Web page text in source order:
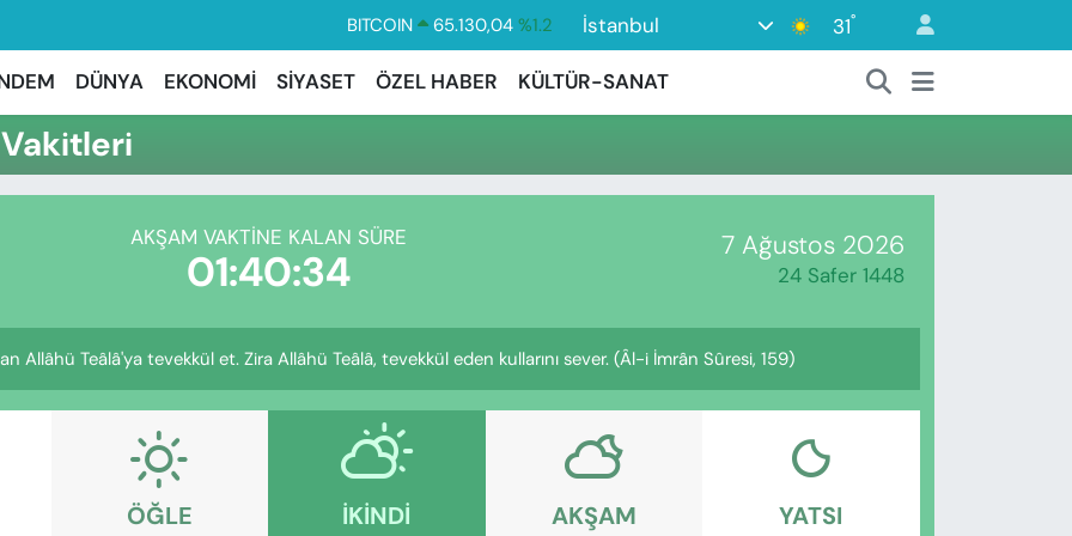
BITCOIN 65.130,04 %1.2
DOLAR
47,7069
%0.17
EURO
55,0265 %0.01
GRAM ALTIN
6618.49 %2.12
BİST100
İstanbul 31°
DÜNYA EKONOMİ SİYASET ÖZEL HABER KÜLTÜR-SANAT
AKŞAM VAKTINE KALAN SÜRE
01:40:33 7 Ağustos 2026
24 Safer 1448
Allâhü Teâlâ'ya tevekkül et. Zira Allâhü Teâlâ, tevekkül eden kullarını sever. (Âl-i İmrân Sûresi, 159)
ÖĞLE İKINDI AKŞAM YATSI